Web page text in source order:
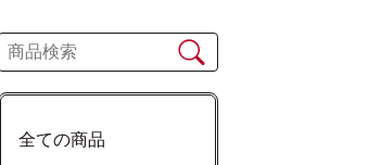
全ての商品